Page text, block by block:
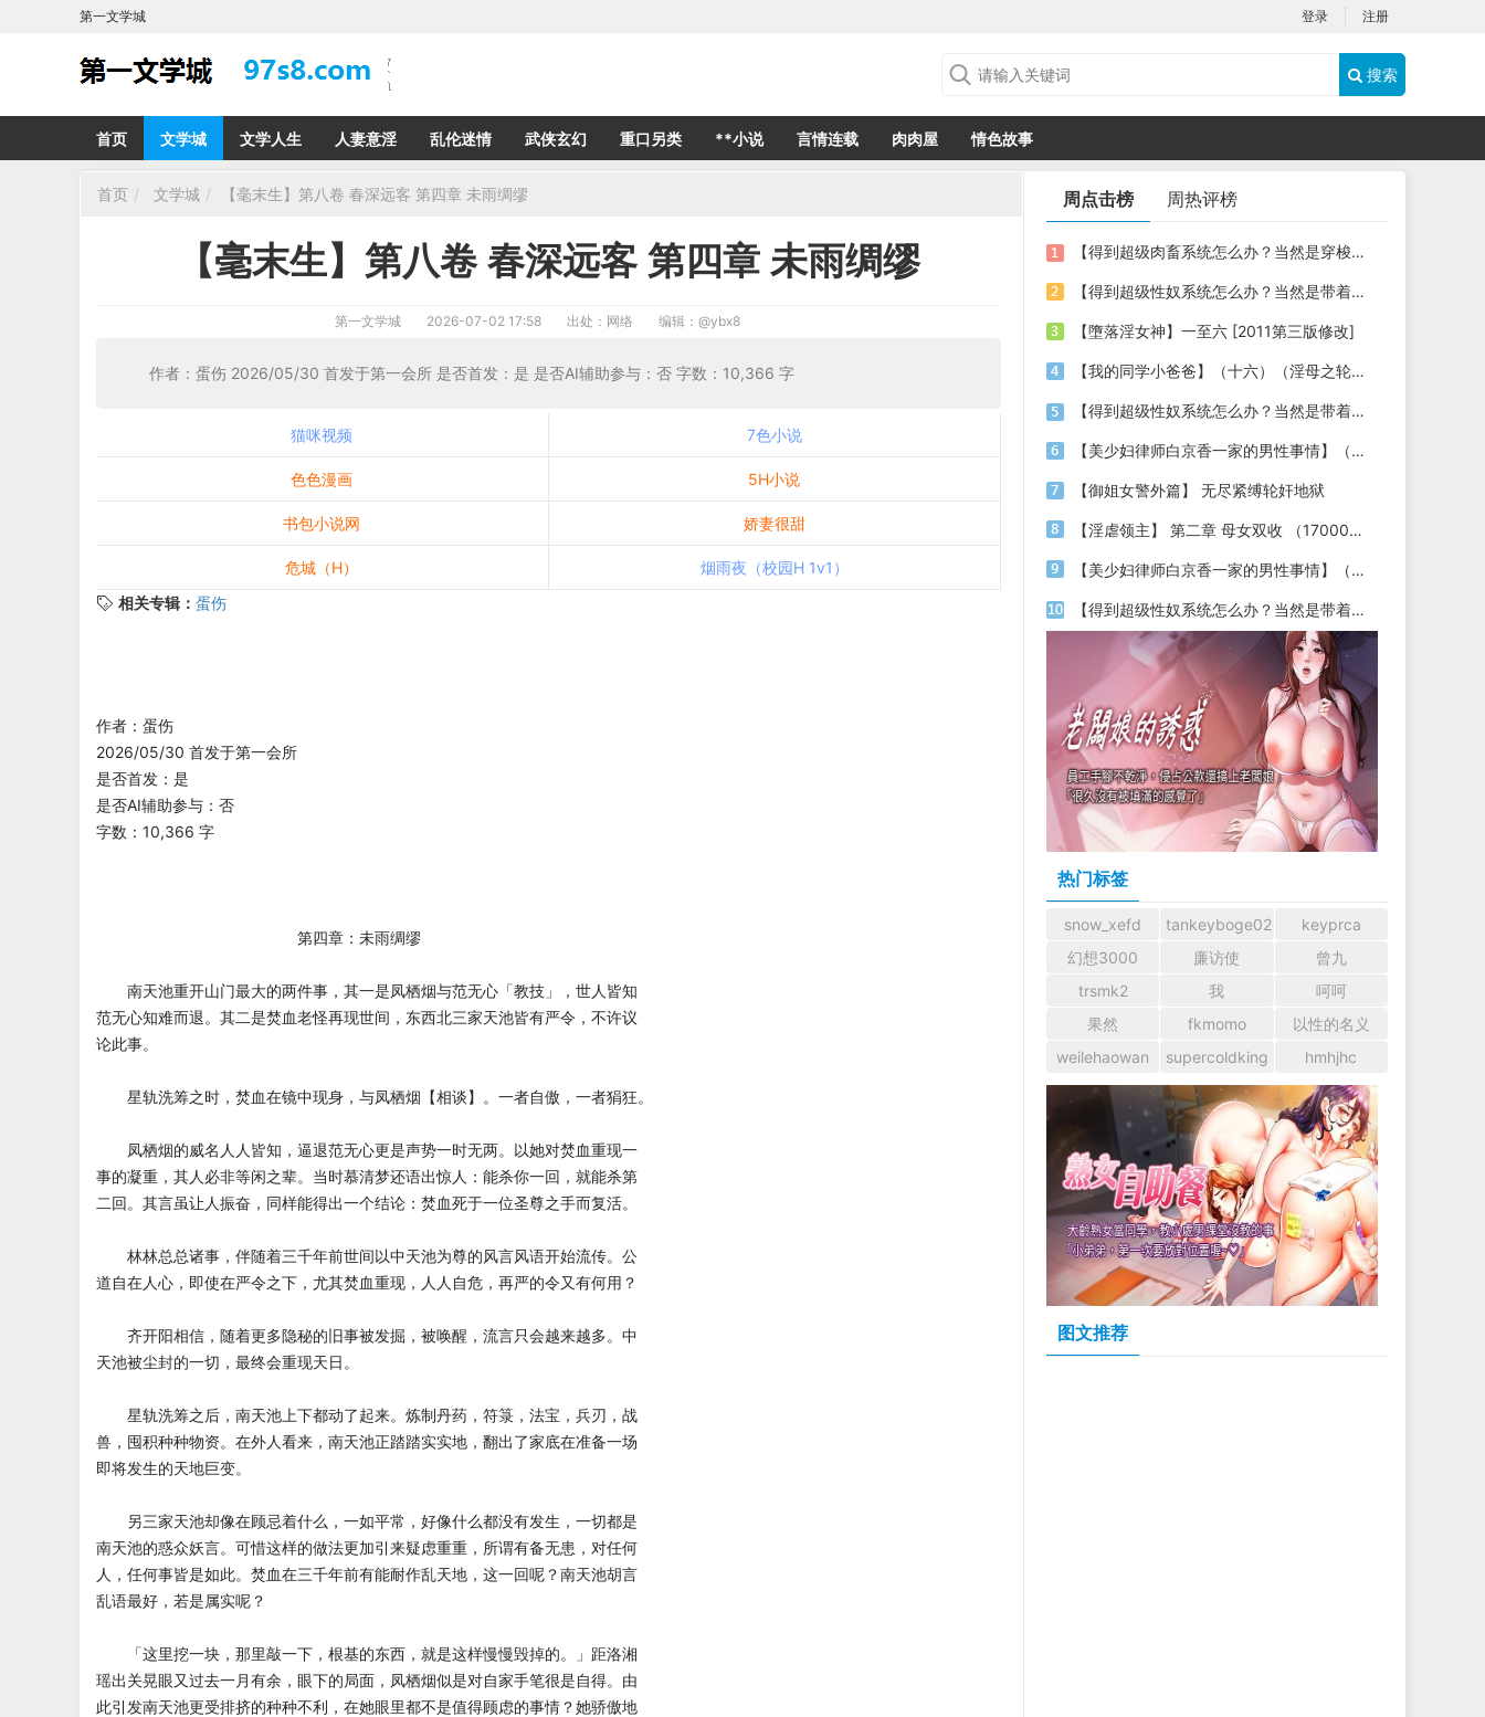
第一文学城 登录 注册
搜索
首页 文学城 文学人生 人妻意淫 乱伦迷情 武侠玄幻 重口另类 **小说 言情连载 肉肉屋 情色故事
首页 文学城 【毫末生】第八卷 春深远客 第四章 未雨绸缪
【毫末生】第八卷 春深远客 第四章 未雨绸缪
第一文学城 2026-07-02 17:58 出处：网络 编辑： @ybx8
作者：蛋伤 2026/05/30 首发于第一会所 是否首发：是 是否AI辅助参与：否 字数：10,366 字
猫咪视频 7色小说
色色漫画 5H小说
书包小说网 娇妻很甜
危城（H）
烟雨夜（校园H 1v1）
相关专辑： 蛋伤
作者：蛋伤
2026/05/30 首发于第一会所
是否首发：是
是否AI辅助参与：否
字数：10,366 字
第四章：未雨绸缪
南天池重开山门最大的两件事，其一是凤栖烟与范无心「教技」，世人皆知
范无心知难而退。其二是焚血老怪再现世间，东西北三家天池皆有严令，不许议
论此事。
星轨洗筹之时，焚血在镜中现身，与凤栖烟【相谈】。一者自傲，一者狷狂。
凤栖烟的威名人人皆知，逼退范无心更是声势一时无两。以她对焚血重现一
事的凝重，其人必非等闲之辈。当时慕清梦还语出惊人：能杀你一回，就能杀第
二回。其言虽让人振奋，同样能得出一个结论：焚血死于一位圣尊之手而复活。
林林总总诸事，伴随着三千年前世间以中天池为尊的风言风语开始流传。公
道自在人心，即使在严令之下，尤其焚血重现，人人自危，再严的令又有何用？
齐开阳相信，随着更多隐秘的旧事被发掘，被唤醒，流言只会越来越多。中
天池被尘封的一切，最终会重现天日。
星轨洗筹之后，南天池上下都动了起来。炼制丹药，符箓，法宝，兵刃，战
兽，囤积种种物资。在外人看来，南天池正踏踏实实地，翻出了家底在准备一场
即将发生的天地巨变。
另三家天池却像在顾忌着什么，一如平常，好像什么都没有发生，一切都是
南天池的惑众妖言。可惜这样的做法更加引来疑虑重重，所谓有备无患，对任何
人，任何事皆是如此。焚血在三千年前有能耐作乱天地，这一回呢？南天池胡言
乱语最好，若是属实呢？
「这里挖一块，那里敲一下，根基的东西，就是这样慢慢毁掉的。」距洛湘
瑶出关晃眼又过去一月有余，眼下的局面，凤栖烟似是对自家手笔很是自得。由
此引发南天池更受排挤的种种不利，在她眼里都不是值得顾虑的事情？她骄傲地
周点击榜 周热评榜
【得到超级肉畜系统怎么办？当然是穿梭时空，享受古今美女的肉体啦】03
【得到超级性奴系统怎么办？当然是带着各种美女明星性奴穿梭时空，祸国殃民啦】06
【墮落淫女神】一至六 [2011第三版修改]
【我的同学小爸爸】（十六）（淫母之轮奸暴虐）
【得到超级性奴系统怎么办？当然是带着各种美女明星性奴穿梭时空，祸国殃民啦】（02）
【美少妇律师白京香一家的男性事情】（漫改小说，第九章，泡泡浴+姐妹3P+母女4P）
【御姐女警外篇】 无尽紧缚轮奸地狱
【淫虐领主】 第二章 母女双收 （17000字）
【美少妇律师白京香一家的男性事情】（第十七章 生死单挑+凌辱&色诱+性奴妈妈+变态母控+插图）
【得到超级性奴系统怎么办？当然是带着各种美女明星性奴穿梭时空，祸国殃民啦】04
热门标签
snow_xefd tankeyboge0204
keyprca
幻想3000
廉访使
曾九
trsmk2
我
呵呵
果然
fkmomo
以性的名义
weilehaowan
supercoldking hmhjhc
图文推荐